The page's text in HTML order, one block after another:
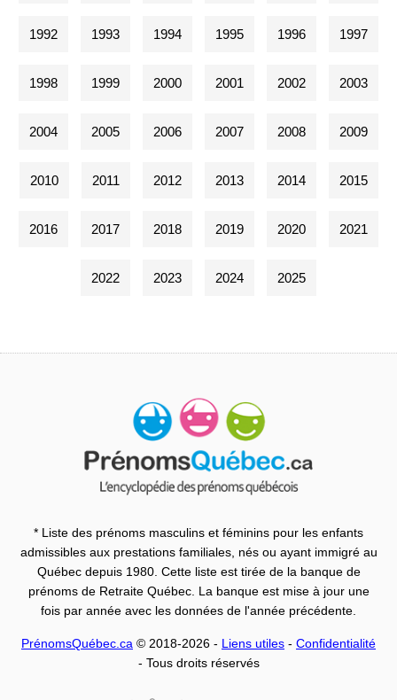
1992 1993 1994 1995 1996 1997
1998 1999 2000 2001 2002 2003
2004 2005 2006 2007 2008 2009
2010 2011 2012 2013 2014 2015
2016 2017 2018 2019 2020 2021
2022 2023 2024 2025
* Liste des prénoms masculins et féminins pour les enfants
admissibles aux prestations familiales, nés ou ayant immigré au
Québec depuis 1980. Cette liste est tirée de la banque de
prénoms de Retraite Québec. La banque est mise à jour une
fois par année avec les données de l'année précédente.
PrénomsQuébec.ca © 2018-2026 - Liens utiles - Confidentialité
- Tous droits réservés